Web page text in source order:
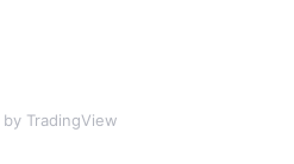
by TradingView